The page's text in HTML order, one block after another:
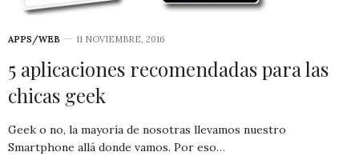
APPS/WEB 11 NOVIEMBRE, 2016
5 aplicaciones recomendadas para las
chicas geek
Geek o no, la mayoría de nosotras llevamos nuestro
Smartphone allá donde vamos. Por eso…